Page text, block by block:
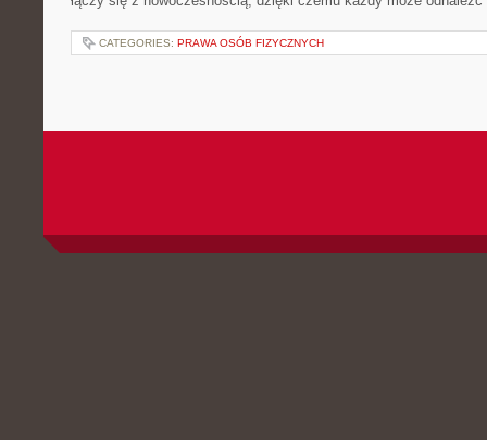
CATEGORIES: PRAWA OSÓB FIZYCZNYCH